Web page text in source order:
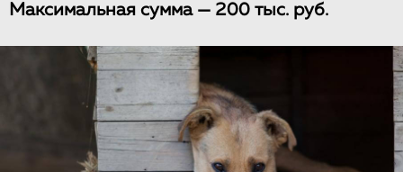
Максимальная сумма — 200 тыс. руб.